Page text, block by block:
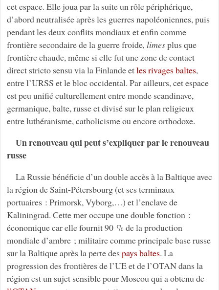
cet espace. Elle joua par la suite un rôle périphérique,
d’abord neutralisée après les guerres napoléoniennes, puis
pendant les deux conflits mondiaux et enfin comme
frontière secondaire de la guerre froide, limesplus que
frontière chaude, même si elle fut une zone de contact
direct stricto sensu via la Finlande etles rivages baltes,
entre l’URSS et le bloc occidental. Par ailleurs, cet espace
est peu unifié culturellement entre monde scandinave,
germanique, balte, russe et divisé sur le plan religieux
entre luthéranisme, catholicisme ou encore orthodoxe.
Un renouveau qui peut s’expliquer par le renouveau
russe
La Russie bénéficie d’un double accès à la Baltique avec
la région de Saint-Pétersbourg (et ses terminaux
portuaires : Primorsk, Vyborg,…) et l’enclave de
Kaliningrad. Cette mer occupe une double fonction :
économique car elle fournit 90 % de la production
mondiale d’ambre ; militaire comme principale base russe
sur la Baltique après la perte des pays baltes. La
progression des frontières de l’UE et de l’OTAN dans la
région est un sujet sensible pour Moscou qui a obtenu de